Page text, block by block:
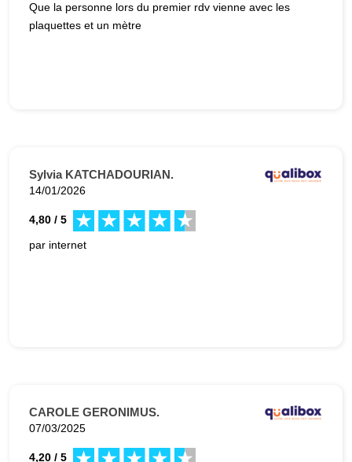
Que la personne lors du premier rdv vienne avec les
plaquettes et un mètre
Sylvia KATCHADOURIAN.
14/01/2026
4,80 / 5
par internet
CAROLE GERONIMUS.
07/03/2025
4,20 / 5